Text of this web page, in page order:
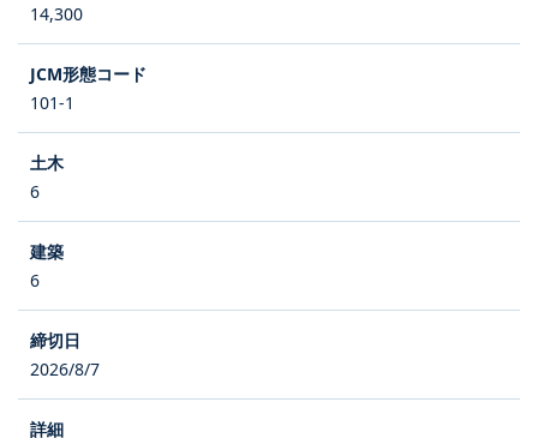
14,300
101-1
6
6
2026/8/7